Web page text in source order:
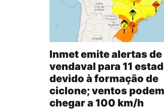
Inmet emite alertas de
vendaval para 11
devido à formação de
ciclone; ventos podem
chegar a 100 km/h